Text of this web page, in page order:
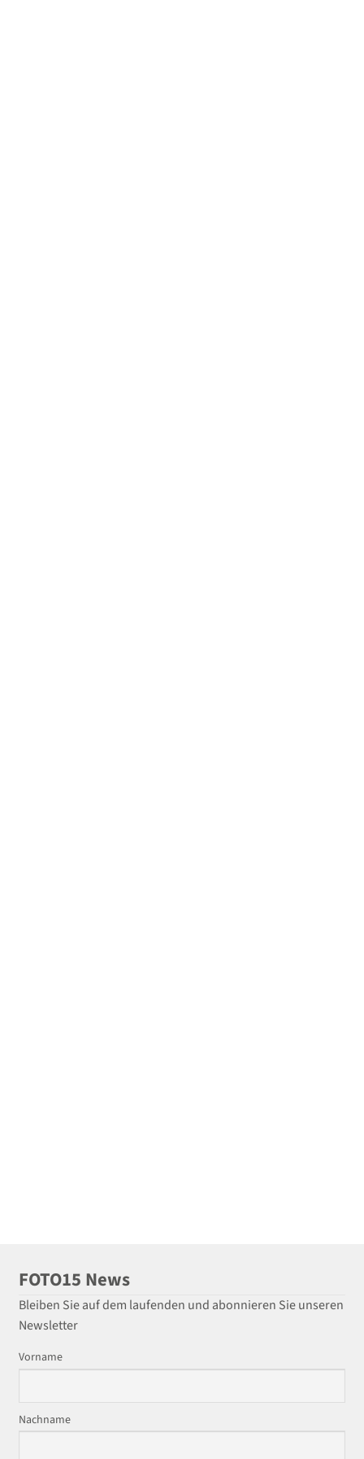
FOTO15 News
Bleiben Sie auf dem laufenden und abonnieren Sie unseren
Newsletter
Vorname
Nachname